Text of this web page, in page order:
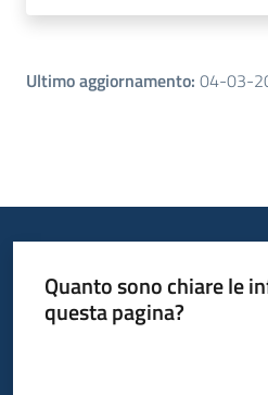
Ultimo aggiornamento: 04-03-
Quanto sono chiare le
questa pagina?